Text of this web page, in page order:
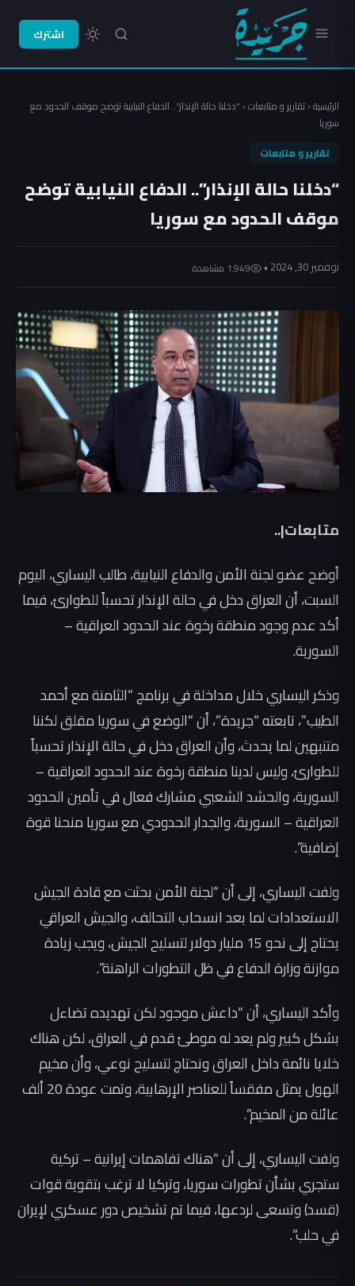
اشترك
الرئيسية‹تقارير و متابعات‹ “دخلنا حالة الإنذار”.. الدفاع النيابية توضح موقف الحدود مع
سوريا
تقارير و متابعات
“دخلنا حالة الإنذار”.. الدفاع النيابية توضح
موقف الحدود مع سوريا
نوفمبر 30, 2024 • 1٬949 مشاهدة
متابعات|..
أوضح عضو لجنة الأمن والدفاع النيابية، طالب اليساري، اليوم
السبت، أن العراق دخل في حالة الإنذار تحسباً للطوارئ، فيما
أكد عدم وجود منطقة رخوة عند الحدود العراقية –
السورية.
وذكر اليساري خلال مداخلة في برنامج “الثامنة مع أحمد
الطيب”، تابعته “جريدة”، أن “الوضع في سوريا مقلق لكننا
متنبهين لما يحدث، وأن العراق دخل في حالة الإنذار تحسباً
للطوارئ، وليس لدينا منطقة رخوة عند الحدود العراقية –
السورية، والحشد الشعبي مشارك فعال في تأمين الحدود
العراقية – السورية، والجدار الحدودي مع سوريا منحنا قوة
إضافية”.
ولفت اليساري، إلى أن “لجنة الأمن بحثت مع قادة الجيش
الاستعدادات لما بعد انسحاب التحالف، والجيش العراقي
يحتاج إلى نحو 15 مليار دولار لتسليح الجيش، ويجب زيادة
موازنة وزارة الدفاع في ظل التطورات الراهنة”.
وأكد اليساري، أن “داعش موجود لكن تهديده تضاءل
بشكل كبير ولم يعد له موطئ قدم في العراق، لكن هناك
خلايا نائمة داخل العراق ونحتاج لتسليح نوعي، وأن مخيم
الهول يمثل مفقساً للعناصر الإرهابية، وتمت عودة 20 ألف
عائلة من المخيم”.
ولفت اليساري، إلى أن “هناك تفاهمات إيرانية – تركية
ستجري بشأن تطورات سوريا، وتركيا لا ترغب بتقوية قوات
(قسد) وتسعى لردعها، فيما تم تشخيص دور عسكري لإيران
في حلب”.